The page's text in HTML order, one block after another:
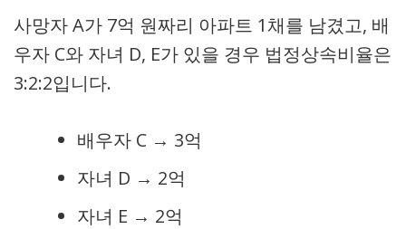
사망자 A가 7억 원짜리 아파트 1채를 남겼고, 배
우자 C와 자녀 D, E가 있을 경우 법정상속비율은
3:2:2입니다.
배우자 C → 3억
자녀 D → 2억
자녀 E → 2억